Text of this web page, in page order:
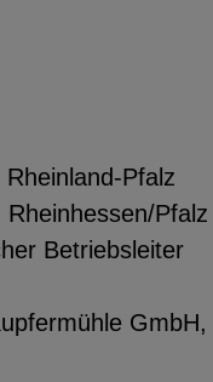
Pfalz
Pfalz
Betriebsleiter
GmbH,